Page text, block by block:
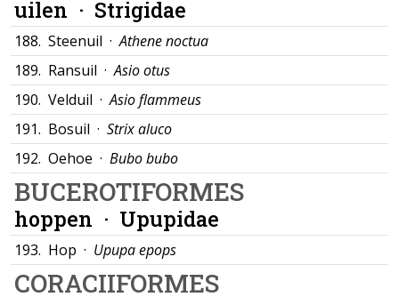
uilen · Strigidae
188. Steenuil ·Athene noctua
189. Ransuil ·Asio otus
190. Velduil ·Asio flammeus
191. Bosuil · Strix aluco
192. Oehoe · Bubo bubo
BUCEROTIFORMES
hoppen · Upupidae
193. Hop · Upupa epops
CORACIIFORMES